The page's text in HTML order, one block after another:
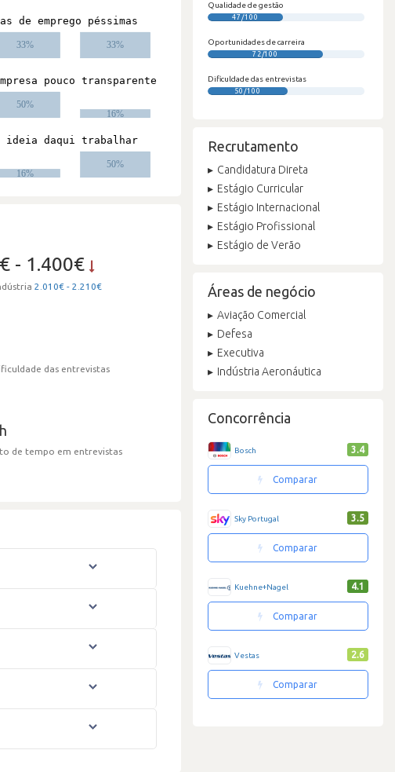
- 1.400€
2.010€ - 2.210€
das entrevistas
h
de tempo em entrevistas
Qualidade de gestão
47/100
Oportunidades de carreira
72/100
Dificuldade das entrevistas
50/100
Recrutamento
Candidatura Direta
Estágio Curricular
Estágio Internacional
Estágio Profissional
Estágio de Verão
Áreas de negócio
Aviação Comercial
Defesa
Executiva
Indústria Aeronáutica
Concorrência
Bosch 3.4
Comparar
Sky Portugal 3.5
Comparar
Kuehne+Nagel 4.1
Comparar
Vestas 2.6
Comparar